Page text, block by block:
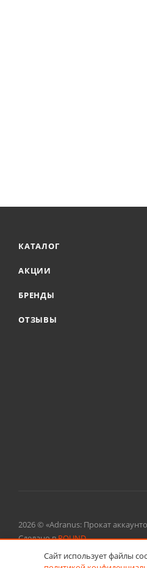
КАТАЛОГ
АКЦИИ
БРЕНДЫ
ОТЗЫВЫ
2026 © «Adranus: Прокат
Сделано вROUND
Сайт использует файлы